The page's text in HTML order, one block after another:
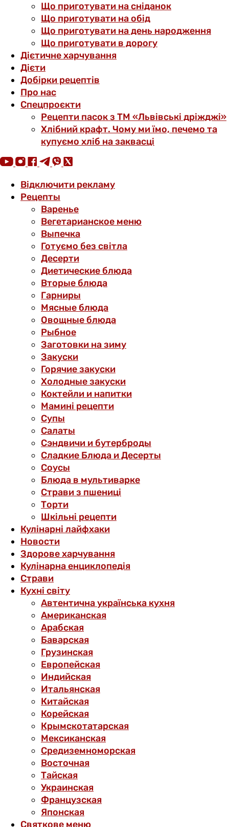
Що приготувати на сніданок
Що приготувати на обід
Що приготувати на день народження
Що приготувати в дорогу
Дієтичне харчування
Дієти
Добірки рецептів
Про нас
Спецпроєкти
Рецепти пасок з ТМ «Львівські дріжджі»
Хлібний крафт. Чому ми їмо, печемо та
купуємо хліб на заквасці
Відключити рекламу
Рецепты
Варенье
Вегетарианское меню
Выпечка
Готуємо без світла
Десерти
Диетические блюда
Вторые блюда
Гарниры
Мясные блюда
Овощные блюда
Рыбное
Заготовки на зиму
Закуски
Горячие закуски
Холодные закуски
Коктейли и напитки
Мамині рецепти
Супы
Салаты
Сэндвичи и бутерброды
Сладкие Блюда и Десерты
Соусы
Блюда в мультиварке
Страви з пшениці
Торти
Шкільні рецепти
Кулінарні лайфхаки
Новости
Здорове харчування
Кулінарна енциклопедія
Страви
Кухні світу
Автентична українська кухня
Американская
Арабская
Баварская
Грузинская
Европейская
Индийская
Итальянская
Китайская
Корейская
Крымскотатарская
Мексиканская
Средиземноморская
Восточная
Тайская
Украинская
Французская
Японская
Святкове меню